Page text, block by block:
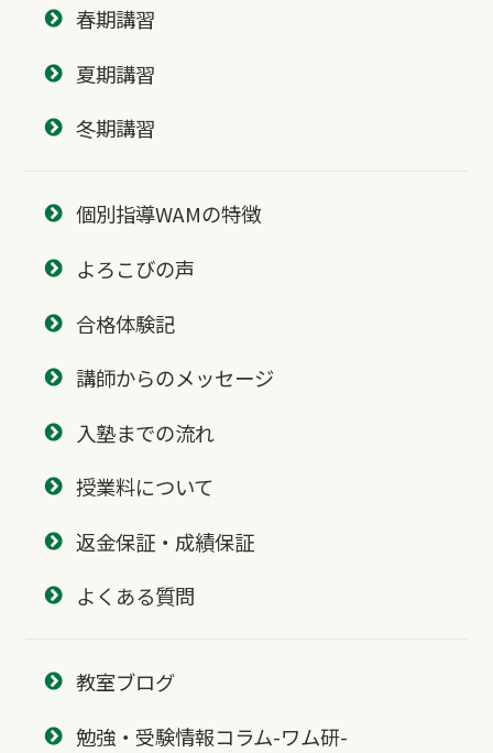
春期講習
夏期講習
冬期講習
個別指導WAMの特徴
よろこびの声
合格体験記
講師からのメッセージ
入塾までの流れ
授業料について
返金保証・成績保証
よくある質問
教室ブログ
勉強・受験情報コラム-ワム研-